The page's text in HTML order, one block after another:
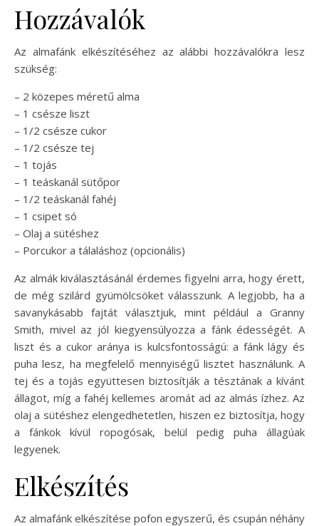
Hozzávalók
Az almafánk elkészítéséhez az alábbi hozzávalókra lesz
szükség:
– 2 közepes méretű alma
– 1 csésze liszt
– 1/2 csésze cukor
– 1/2 csésze tej
– 1 tojás
– 1 teáskanál sütőpor
– 1/2 teáskanál fahéj
– 1 csipet só
– Olaj a sütéshez
– Porcukor a tálaláshoz (opcionális)
Az almák kiválasztásánál érdemes figyelni arra, hogy érett,
de még szilárd gyümölcsöket válasszunk. A legjobb, ha a
savanykásabb fajtát választjuk, mint például a Granny
Smith, mivel az jól kiegyensúlyozza a fánk édességét. A
liszt és a cukor aránya is kulcsfontosságú: a fánk lágy és
puha lesz, ha megfelelő mennyiségű lisztet használunk. A
tej és a tojás együttesen biztosítják a tésztának a kívánt
állagot, míg a fahéj kellemes aromát ad az almás ízhez. Az
olaj a sütéshez elengedhetetlen, hiszen ez biztosítja, hogy
a fánkok kívül ropogósak, belül pedig puha állagúak
legyenek.
Elkészítés
Az almafánk elkészítése pofon egyszerű, és csupán néhány